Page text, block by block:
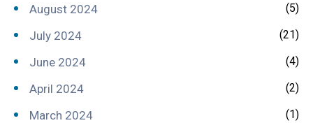
August 2024 (5)
July 2024 (21)
June 2024 (4)
April 2024 (2)
March 2024 (1)